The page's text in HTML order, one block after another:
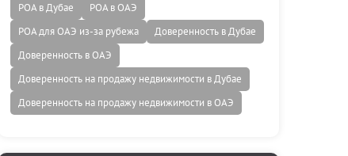
POA в Дубае
POA в ОАЭ
POA для ОАЭ из-за рубежа
Доверенность в Дубае
Доверенность в ОАЭ
Доверенность на продажу недвижимости в Дубае
Доверенность на продажу недвижимости в ОАЭ